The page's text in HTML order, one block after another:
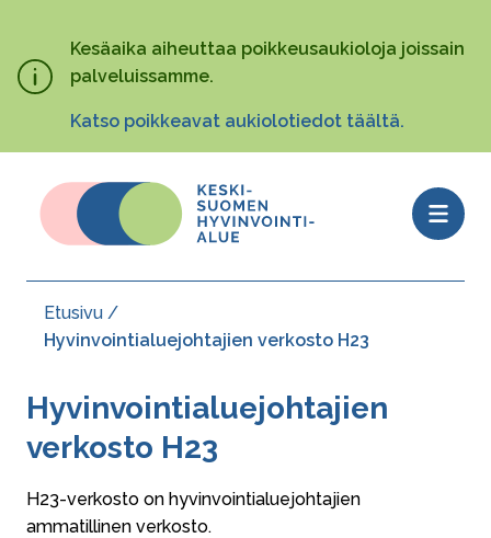
pääsisältöönKesäaika aiheuttaa poikkeusaukioloja joissain
palveluissamme.
Katso poikkeavat aukiolotiedot täältä.
Open
menu
Murupolku
Etusivu
Hyvinvointialuejohtajien verkosto H23
Hy­vin­voin­tia­lue­joh­ta­jien
verkosto H23
H23-verkosto on hyvinvointialuejohtajien
ammatillinen verkosto.